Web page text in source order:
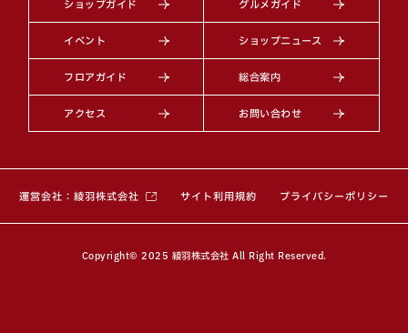
ショップガイド グルメガイド
イベント ショップニュース
フロアガイド 総合案内
アクセス お問い合わせ
運営会社：綾羽株式会社 （別ウィンドウで開きます）
サイト利用規約 プライバシーポリシー
Copyright© 2025 綾羽株式会社 All Right Reserved.